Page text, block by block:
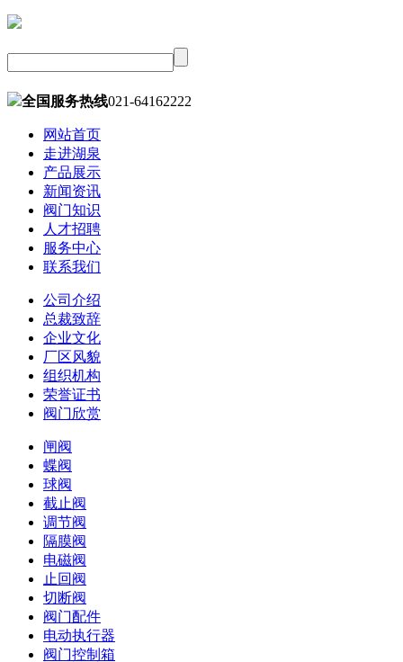
全国服务热线021-64162222
网站首页
走进湖泉
产品展示
新闻资讯
阀门知识
人才招聘
服务中心
联系我们
公司介绍
总裁致辞
企业文化
厂区风貌
组织机构
荣誉证书
阀门欣赏
闸阀
蝶阀
球阀
截止阀
调节阀
隔膜阀
电磁阀
止回阀
切断阀
阀门配件
电动执行器
阀门控制箱